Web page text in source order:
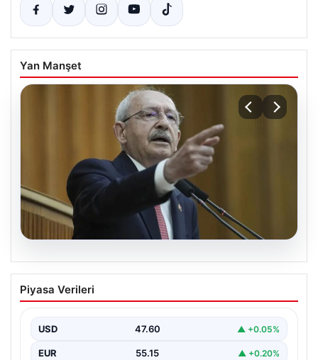
Yan Manşet
05.08.2026
Kılıçdaroğlu: Hesap sormaktan ve
vermekten çekinmeyiz
başlangıcını ilan eden Cumhuriyet Halk Partisi (CHP)
Genel…
Piyasa Verileri
USD 47.60 ▲ +0.05%
EUR 55.15 ▲ +0.20%